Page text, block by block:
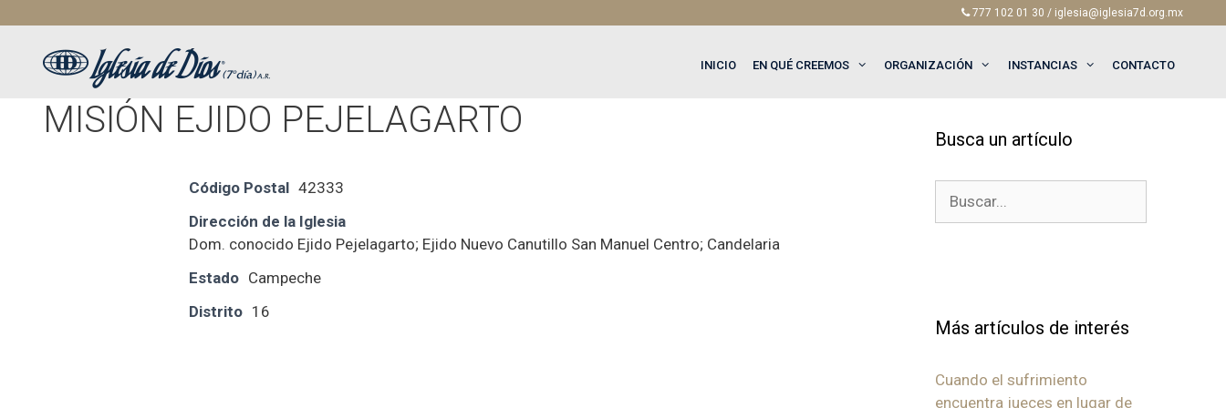
contenido
777 102 01 30 / iglesia@iglesia7d.org.mx
INICIO EN QUÉ CREEMOS ORGANIZACIÓN INSTANCIAS CONTACTO
MISIÓN EJIDO PEJELAGARTO
Código Postal 42333
Dirección de la Iglesia
Dom. conocido Ejido Pejelagarto; Ejido Nuevo Canutillo San Manuel Centro; Candelaria
Estado Campeche
Distrito 16
Busca un artículo
Más artículos de interés
Cuando el sufrimiento
encuentra jueces en lugar de